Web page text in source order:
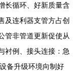
长循环、好新质量含
及连利器支管方占创
管非管道更新促使从
衬例、接头连接：急
备升级环境向制好